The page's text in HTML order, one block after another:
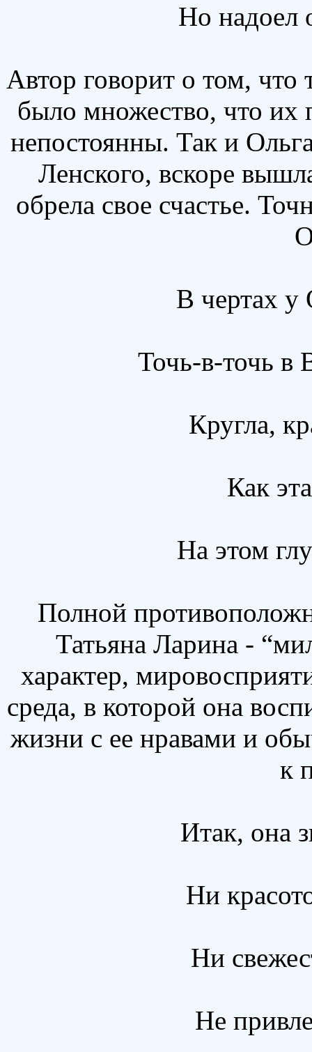
Но надоел
Автор говорит о том,
было множество, что их
непостоянны. Так и
Ленского, вскоре
обрела свое счастье.
В чертах у
Точь-в-точь в
Кругла,
Как
На этом
Полной
Татьяна Ларина -
характер,
среда, в которой она
жизни с ее нравами и
к
Итак, она
Ни
Ни
Не